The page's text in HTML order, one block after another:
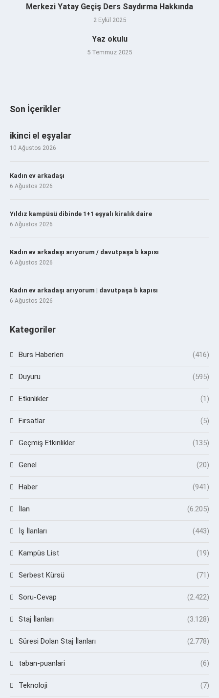
Merkezi Yatay Geçiş Ders Saydırma Hakkında
2 Eylül 2025
Yaz okulu
5 Temmuz 2025
Son İçerikler
ikinci el eşyalar
10 Ağustos 2026
Kadın ev arkadaşı
6 Ağustos 2026
Yıldız kampüsü dibinde 1+1 eşyalı kiralık daire
6 Ağustos 2026
Kadın ev arkadaşı arıyorum / davutpaşa b kapısı
6 Ağustos 2026
Kadın ev arkadaşı arıyorum | davutpaşa b kapısı
6 Ağustos 2026
Kategoriler
Burs Haberleri (416)
Duyuru (595)
Etkinlikler (1)
Fırsatlar (5)
Geçmiş Etkinlikler (135)
Genel (20)
Haber (941)
İlan (6.205)
İş İlanları (443)
Kampüs List (19)
Serbest Kürsü (71)
Soru-Cevap (2.422)
Staj İlanları (3.128)
Süresi Dolan Staj İlanları (2.778)
taban-puanlari (6)
Teknoloji (7)